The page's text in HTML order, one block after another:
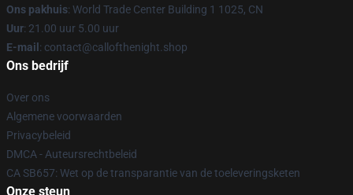
Ons pakhuis: World Trade Center Building 1 1025, CN
Uur: 21.00 uur 5.00 uur
E-mail : contact@callofthenight.shop
Ons bedrijf
Over ons
Algemene voorwaarden
Privacybeleid
DMCA - Auteursrechtbeleid
CA SB657: Wet op de transparantie van de toeleveringsketen
Onze steun